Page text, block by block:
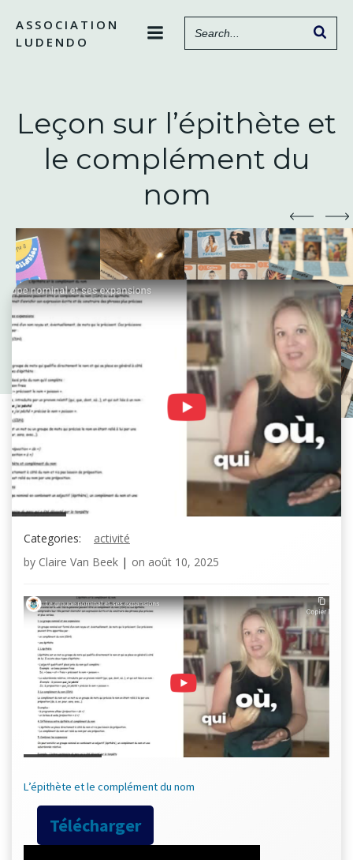
contenu
ASSOCIATION
LUDENDO
Leçon sur l’épithète et
le complément du
nom
Categories:
activité
by Claire Van Beek | on août 10, 2025
L’épithète et le complément du nom
Télécharger